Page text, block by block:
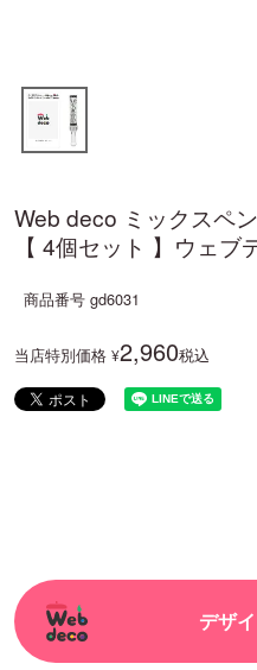
Web deco ミックスペ
【 4個セット 】ウェ
商品番号 gd6031
当店特別価格 ¥2,960税込
デザ